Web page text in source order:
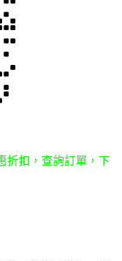
折扣，查詢訂單，下